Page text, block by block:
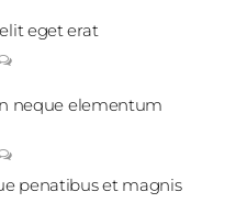
eget erat
neque elementum
penatibus et magnis